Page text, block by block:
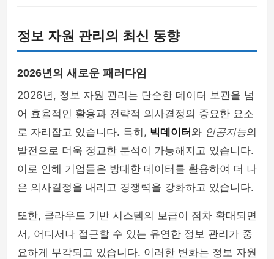
정보 자원 관리의 최신 동향
2026년의 새로운 패러다임
2026년, 정보 자원 관리는 단순한 데이터 보관을 넘
어 효율적인 활용과 전략적 의사결정의 중요한 요소
로 자리잡고 있습니다. 특히, 빅데이터 와 인공지능의
발전으로 더욱 정교한 분석이 가능해지고 있습니다.
이로 인해 기업들은 방대한 데이터를 활용하여 더 나
은 의사결정을 내리고 경쟁력을 강화하고 있습니다.
또한, 클라우드 기반 시스템의 보급이 점차 확대되면
서, 어디서나 접근할 수 있는 유연한 정보 관리가 중
요하게 부각되고 있습니다. 이러한 변화는 정보 자원